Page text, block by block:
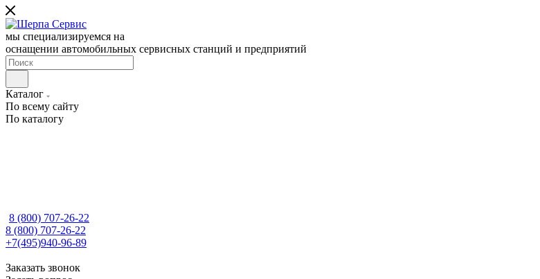
мы специализируемся на
оснащении автомобильных сервисных станций и предприятий
Каталог
По всему сайту
По каталогу
8 (800) 707-26-22
8 (800) 707-26-22
+7(495)940-96-89
Заказать звонок